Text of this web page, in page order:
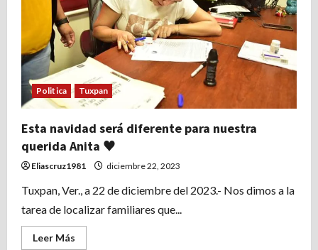
Politica Tuxpan
Esta navidad será diferente para nuestra
querida Anita ♥️
Eliascruz1981 diciembre 22, 2023
Tuxpan, Ver., a 22 de diciembre del 2023.- Nos dimos a la
tarea de localizar familiares que...
Leer Más
más